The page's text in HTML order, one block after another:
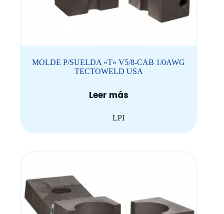
MOLDE P/SUELDA «T» V5/8-CAB 1/0AWG
TECTOWELD USA
Leer más
LPI